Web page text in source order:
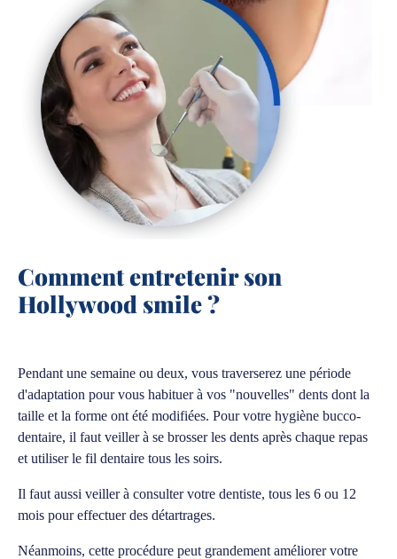
Comment entretenir son
Hollywood smile ?
Pendant une semaine ou deux, vous traverserez une période
d'adaptation pour vous habituer à vos "nouvelles" dents dont la
taille et la forme ont été modifiées. Pour votre hygiène bucco-
dentaire, il faut veiller à se brosser les dents après chaque repas
et utiliser le fil dentaire tous les soirs.
Il faut aussi veiller à consulter votre dentiste, tous les 6 ou 12
mois pour effectuer des détartrages.
Néanmoins, cette procédure peut grandement améliorer votre